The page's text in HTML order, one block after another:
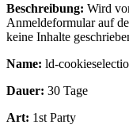
Beschreibung: Wird
Anmeldeformular auf
keine Inhalte
Name: ld-
Dauer: 30 Tage
Art: 1st Party